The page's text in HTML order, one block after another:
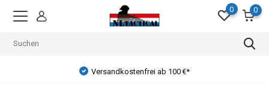
0 0
Versandkostenfrei ab 100 €*